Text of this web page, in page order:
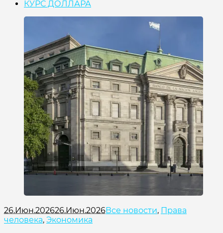
КУРС ДОЛЛАРА
26.Июн.202626.Июн.2026Все новости, Права
человека, Экономика